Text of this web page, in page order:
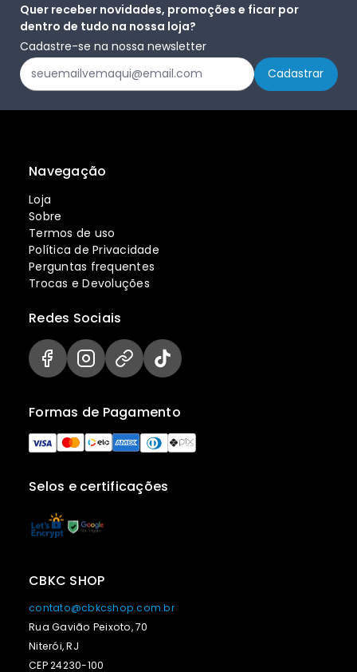
Quer receber novidades, promoções e ficar por
dentro de tudo na nossa loja?
Cadastre-se na nossa newsletter
Navegação
Loja
Sobre
Termos de uso
Política de Privacidade
Perguntas frequentes
Trocas e Devoluções
Selos e certificações
Formas de Pagamento
Redes Sociais
CBKC SHOP
contato@cbkcshop.com.br
Rua Gavião Peixoto, 70
Niterói, RJ
CEP 24230-100